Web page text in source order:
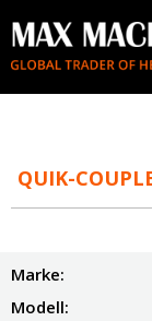
QUIK-
Marke:
Modell: